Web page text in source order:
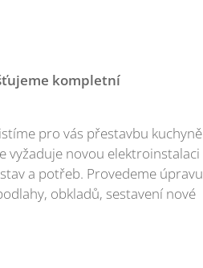
kompletní
pro vás přestavbu kuchyně
vyžaduje novou elektroinstalaci
a potřeb. Provedeme úpravu
obkladů, sestavení nové